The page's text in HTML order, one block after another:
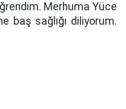
Merhuma Yüce
baş sağlığı diliyorum.